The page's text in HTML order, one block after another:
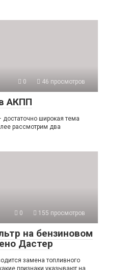
0 46 просмотров
АКПП
широкая тема
рассмотрим два
0
155 просмотров
на бензиновом
Дастер
замена топливного
признаки указывают на